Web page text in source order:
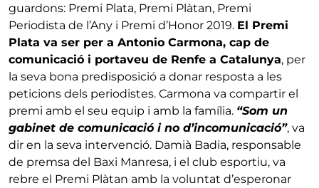
guardons: Premi Plata, Premi Plàtan, Premi
Periodista de l’Any i Premi d’Honor 2019. El Premi
Plata va ser per a Antonio Carmona, cap de
comunicació i portaveu de Renfe a Catalunya, per
la seva bona predisposició a donar resposta a les
peticions dels periodistes. Carmona va compartir el
premi amb el seu equip i amb la família. “Som un
gabinet de comunicació i no d’incomunicació”, va
dir en la seva intervenció. Damià Badia, responsable
de premsa del Baxi Manresa, i el club esportiu, va
rebre el Premi Plàtan amb la voluntat d’esperonar